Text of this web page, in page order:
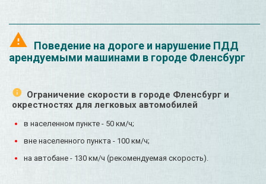
Поведение на дороге и нарушение ПДД
арендуемыми машинами в городе Фленсбург
Ограничение скорости в городе Фленсбург и
окрестностях для легковых автомобилей
в населенном пункте - 50 км/ч;
вне населенного пункта - 100 км/ч;
на автобане - 130 км/ч (рекомендуемая скорость).